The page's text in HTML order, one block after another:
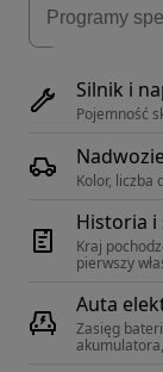
Silnik i
Pojemność
Kolor, liczba
Historia i
Kraj
pierwszy
Auta
Zasięg